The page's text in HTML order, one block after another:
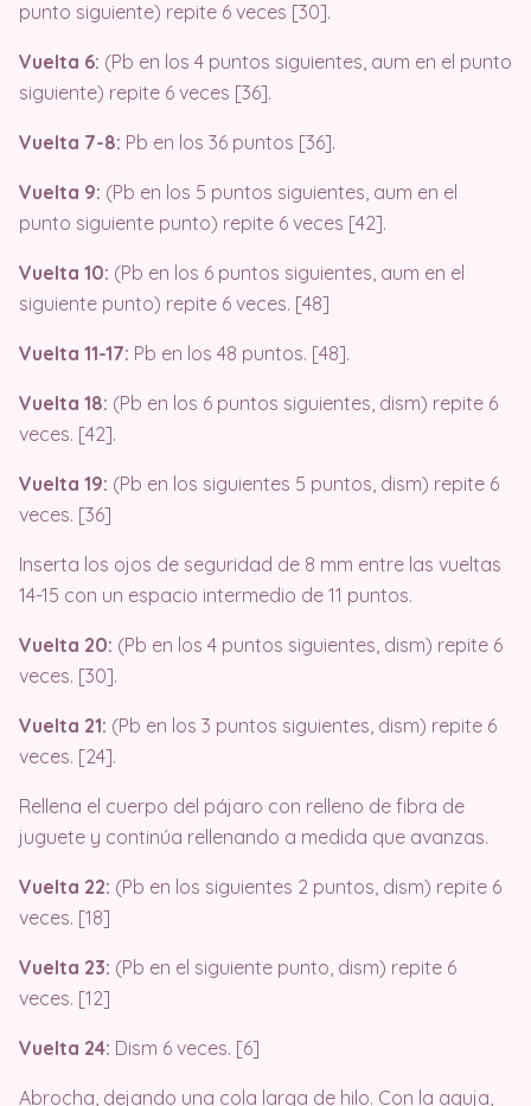
punto siguiente) repite 6 veces [30].
Vuelta 6: (Pb en los 4 puntos siguientes, aum en el punto
siguiente) repite 6 veces [36].
Vuelta 7-8: Pb en los 36 puntos [36].
Vuelta 9: (Pb en los 5 puntos siguientes, aum en el
punto siguiente punto) repite 6 veces [42].
Vuelta 10: (Pb en los 6 puntos siguientes, aum en el
siguiente punto) repite 6 veces. [48]
Vuelta 11-17: Pb en los 48 puntos. [48].
Vuelta 18: (Pb en los 6 puntos siguientes, dism) repite 6
veces. [42].
Vuelta 19: (Pb en los siguientes 5 puntos, dism) repite 6
veces. [36]
Inserta los ojos de seguridad de 8 mm entre las vueltas
14-15 con un espacio intermedio de 11 puntos.
Vuelta 20: (Pb en los 4 puntos siguientes, dism) repite 6
veces. [30].
Vuelta 21: (Pb en los 3 puntos siguientes, dism) repite 6
veces. [24].
Rellena el cuerpo del pájaro con relleno de fibra de
juguete y continúa rellenando a medida que avanzas.
Vuelta 22: (Pb en los siguientes 2 puntos, dism) repite 6
veces. [18]
Vuelta 23: (Pb en el siguiente punto, dism) repite 6
veces. [12]
Vuelta 24: Dism 6 veces. [6]
Abrocha, dejando una cola larga de hilo. Con la aguja,